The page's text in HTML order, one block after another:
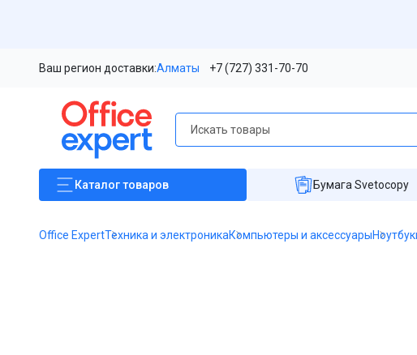
Ваш регион доставки:Алматы +7 (727) 331-70-70
Каталогтоваров Бумага Svetocopy
Office ExpertТехника и электроникаКомпьютеры и аксессуары